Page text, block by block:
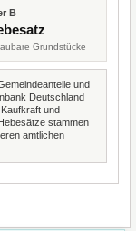
B
Grundstücke
und
Deutschland
und
stammen
amtlichen